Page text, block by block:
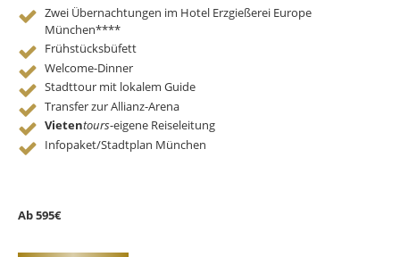
Zwei Übernachtungen im Hotel Erzgießerei Europe
München****
Frühstücksbüfett
Welcome-Dinner
Stadttour mit lokalem Guide
Transfer zur Allianz-Arena
Vietentours-eigene Reiseleitung
Infopaket/Stadtplan München
Ab 595€